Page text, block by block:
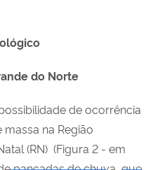
do Norte
de ocorrência
na Região
(RN) (Figura 2 - em